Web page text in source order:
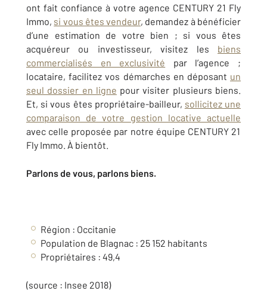
ont fait confiance à votre agence CENTURY 21 Fly
Immo, si vous êtes vendeur, demandez à bénéficier
d’une estimation de votre bien ; si vous êtes
acquéreur ou investisseur, visitez les biens
commercialisés en exclusivité par l’agence ;
locataire, facilitez vos démarches en déposant un
seul dossier en ligne pour visiter plusieurs biens.
Et, si vous êtes propriétaire-bailleur, sollicitez une
comparaison de votre gestion locative actuelle
avec celle proposée par notre équipe CENTURY 21
Fly Immo. À bientôt.
Parlons de vous, parlons biens.
Région : Occitanie
Population de Blagnac : 25 152 habitants
Propriétaires : 49,4
(source : Insee 2018)